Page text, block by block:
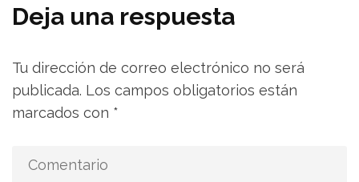
entradas
Deja una respuesta
Tu dirección de correo electrónico no será
publicada. Los campos obligatorios están
marcados con *